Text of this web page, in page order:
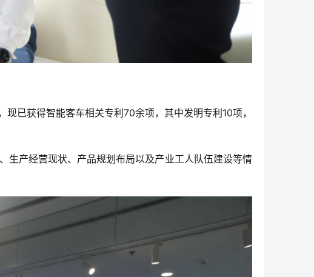
已获得智能客车相关专利70余项，其中发明专利10项，
生产经营现状、产品规划布局以及产业工人队伍建设等情